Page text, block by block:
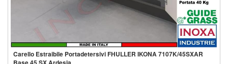
Carello Estraibile Portadetersivi FHULLER IKONA 7107K/45SXAR